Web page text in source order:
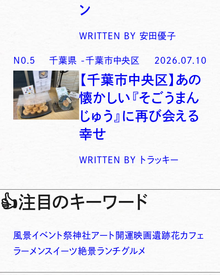
ン
WRITTEN BY 安田優子
N0. 5 千葉県 -千葉市中央区 2026.07.10
【千葉市中央区】あの
懐かしい『そごうまん
じゅう』に再び会える
幸せ
WRITTEN BY トラッキー
👍注目のキーワード
風景イベント祭神社アート 開運映画遺跡花カフェ
ラーメンスイーツ絶景ランチグルメ